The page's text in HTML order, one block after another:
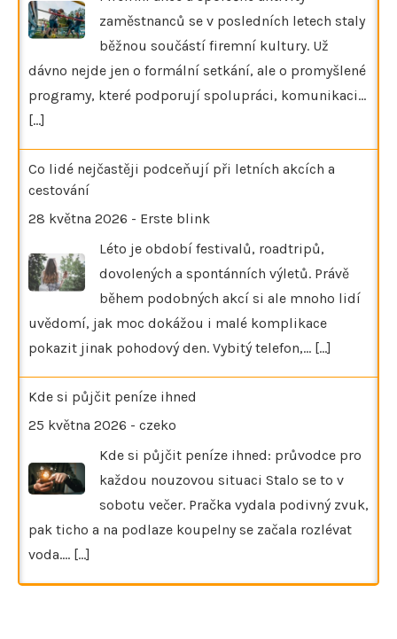
zaměstnanců se v posledních letech staly
běžnou součástí firemní kultury. Už
dávno nejde jen o formální setkání, ale o promyšlené
programy, které podporují spolupráci, komunikaci…
[...]
Co lidé nejčastěji podceňují při letních akcích a
cestování
28 května 2026 - Erste blink
Léto je období festivalů, roadtripů,
dovolených a spontánních výletů. Právě
během podobných akcí si ale mnoho lidí
uvědomí, jak moc dokážou i malé komplikace
pokazit jinak pohodový den. Vybitý telefon,… [...]
Kde si půjčit peníze ihned
25 května 2026 - czeko
Kde si půjčit peníze ihned: průvodce pro
každou nouzovou situaci Stalo se to v
sobotu večer. Pračka vydala podivný zvuk,
pak ticho a na podlaze koupelny se začala rozlévat
voda.… [...]